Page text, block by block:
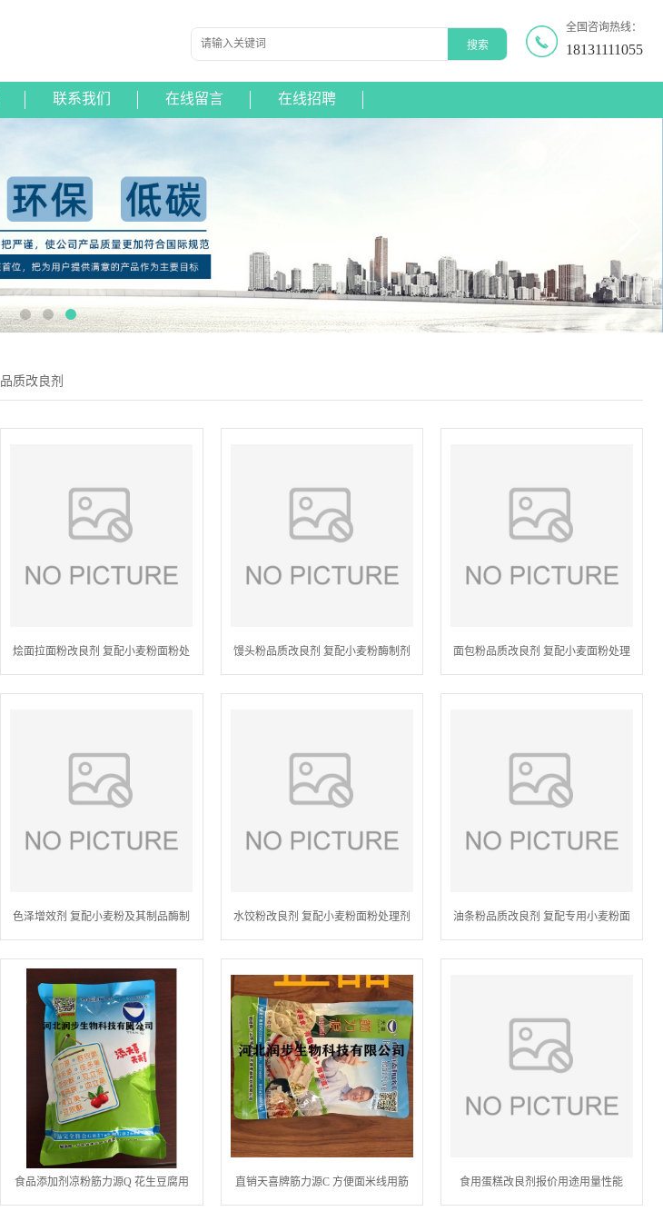
全国咨询热线：
18131111055
联系我们 在线留言 在线招聘
品质改良剂
烩面拉面粉改良剂 复配小麦粉面粉处
理剂
馒头粉品质改良剂 复配小麦粉酶制剂 面包粉品质改良剂 复配小麦面粉处理
剂
色泽增效剂 复配小麦粉及其制品酶制
剂
水饺粉改良剂 复配小麦粉面粉处理剂 油条粉品质改良剂 复配专用小麦粉面
粉处理剂
食品添加剂凉粉筋力源Q 花生豆腐用
筋力源Q 天喜牌筋力源Q批发
直销天喜牌筋力源C 方便面米线用筋
力源C 食品添加剂筋力源C
食用蛋糕改良剂报价用途用量性能